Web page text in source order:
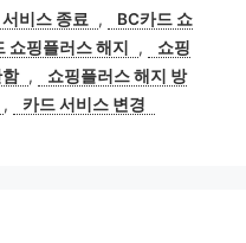
비스 종료 ,
BC카드 쇼
쇼핑플러스 해지 ,
쇼핑
,
쇼핑플러스 해지 방
, 카드 서비스 변경